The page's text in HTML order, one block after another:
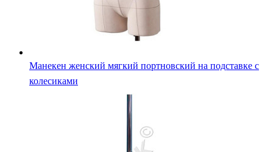
Манекен женский мягкий портновский на подставке с
колесиками